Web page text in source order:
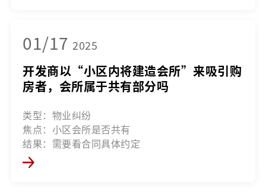
01/17 2025
开发商以“小区内将建造会所”来吸引购
房者，会所属于共有部分吗
类型：物业纠纷
焦点：小区会所是否共有
结果：需要看合同具体约定